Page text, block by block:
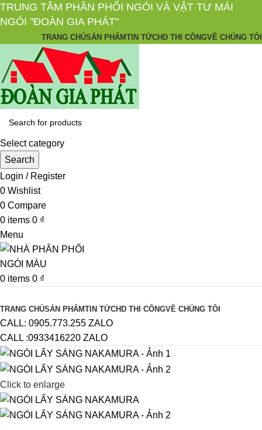
TRUNG TÂM PHÂN PHỐI NGÓI VÀ VẬT TƯ MÁI
NGÓI "ĐOÀN GIA PHÁT"
TRANG CHỦSẢN PHẨMTIN TỨCHD THI CÔNGVỀ CHÚNG TÔI
Select category
Search
Login / Register
0 Wishlist
0 Compare
0 items 0 ₫
Menu
0 items 0 ₫
TRANG CHỦSẢN PHẨMTIN TỨCHD THI CÔNGVỀ CHÚNG TÔI
CALL: 0905.773.255 ZALO
CALL :0933416220 ZALO
Click to enlarge